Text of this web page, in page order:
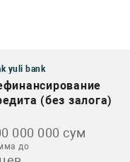
yuli bank
(без залога)
000 000 сум
до